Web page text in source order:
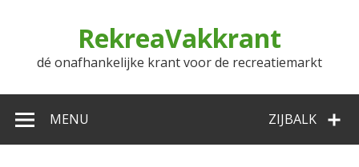
RekreaVakkrant
dé onafhankelijke krant voor de recreatiemarkt
ZIJBALK
MENU